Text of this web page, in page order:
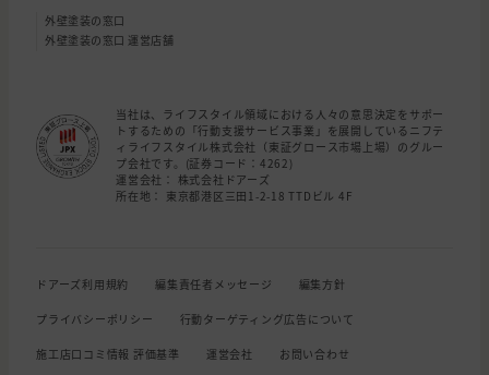
外壁塗装の窓口
外壁塗装の窓口 運営店舗
当社は、ライフスタイル領域における人々の意思決定をサポー
トするための「行動支援サービス事業」を展開しているニフテ
ィライフスタイル株式会社（東証グロース市場上場）のグルー
プ会社です。(証券コード：4262)
運営会社： 株式会社ドアーズ
所在地： 東京都港区三田1-2-18 TTDビル 4F
ドアーズ利用規約 編集責任者メッセージ 編集方針
プライバシーポリシー 行動ターゲティング広告について
施工店口コミ情報 評価基準 運営会社 お問い合わせ